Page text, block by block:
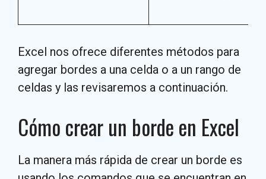
Excel nos ofrece diferentes métodos para
agregar bordes a una celda o a un rango de
celdas y las revisaremos a continuación.
Cómo crear un borde en Excel
La manera más rápida de crear un borde es